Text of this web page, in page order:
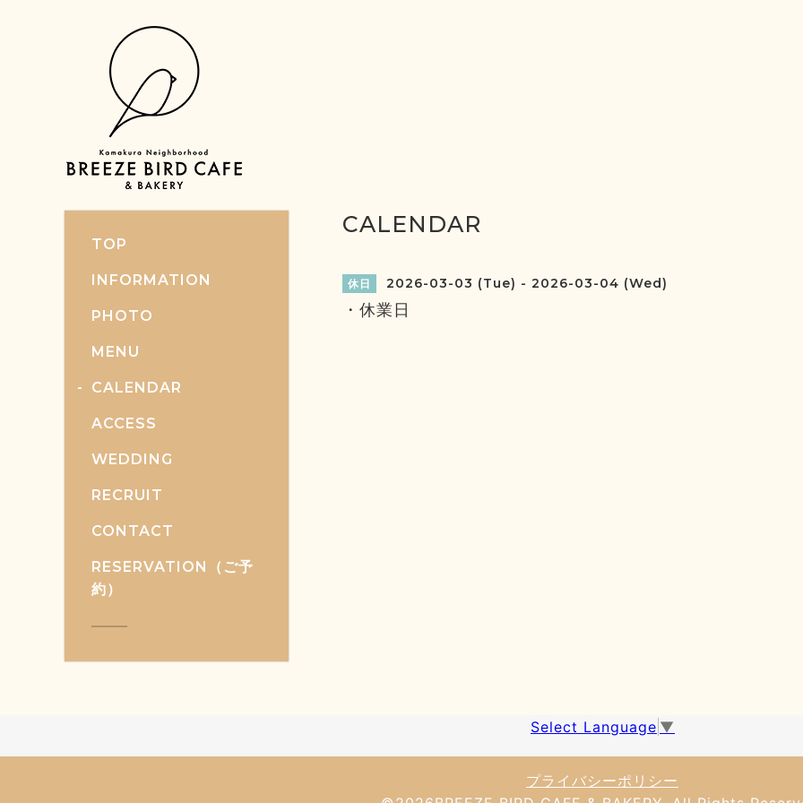
TOP
INFORMATION
PHOTO
MENU
CALENDAR
ACCESS
WEDDING
RECRUIT
CONTACT
RESERVATION（ご予
約）
CALENDAR
休日 2026-03-03 (Tue) - 2026-03-04 (Wed)
・休業日
Select Language ▼
プライバシーポリシー